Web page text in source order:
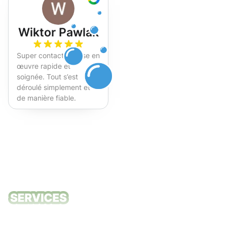
Wiktor Pawlak
Super contact et mise en
œuvre rapide et
soignée. Tout s’est
déroulé simplement et
de manière fiable.
Fortement recommandé !